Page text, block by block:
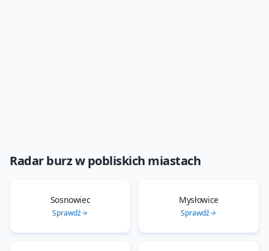
Radar burzw pobliskich miastach
Sosnowiec
Sprawdź
Mysłowice
Sprawdź